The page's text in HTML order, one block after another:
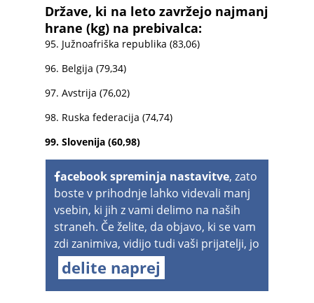
Države, ki na leto zavržejo najmanj
hrane (kg) na prebivalca:
95. Južnoafriška republika (83,06)
96. Belgija (79,34)
97. Avstrija (76,02)
98. Ruska federacija (74,74)
99. Slovenija (60,98)
acebook spreminja nastavitve, zato
boste v prihodnje lahko videvali manj
vsebin, ki jih z vami delimo na naših
straneh. Če želite, da objavo, ki se vam
zdi zanimiva, vidijo tudi vaši prijatelji, jo
delite naprej